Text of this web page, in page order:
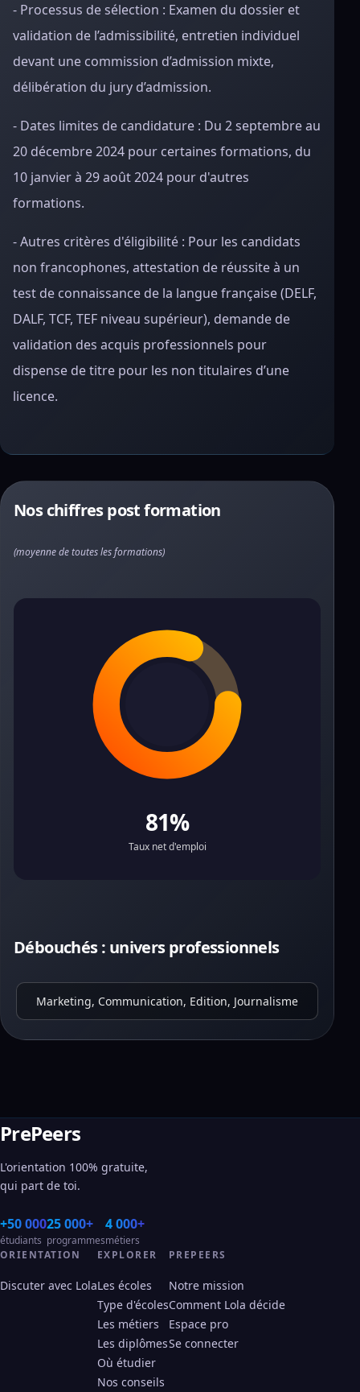
- Processus de sélection : Examen du dossier et
validation de l’admissibilité, entretien individuel
devant une commission d’admission mixte,
délibération du jury d’admission.
- Dates limites de candidature : Du 2 septembre au
20 décembre 2024 pour certaines formations, du
10 janvier à 29 août 2024 pour d'autres
formations.
- Autres critères d'éligibilité : Pour les candidats
non francophones, attestation de réussite à un
test de connaissance de la langue française (DELF,
DALF, TCF, TEF niveau supérieur), demande de
validation des acquis professionnels pour
dispense de titre pour les non titulaires d’une
licence.
Nos chiffres post formation
(moyenne de toutes les formations)
81%
Taux net d'emploi
Débouchés : univers professionnels
Marketing, Communication, Edition, Journalisme
PrePeers
L'orientation 100% gratuite,
qui part de toi.
+50 000
étudiants
25 000+
programmes
4 000+
métiers
ORIENTATION
Discuter avec Lola
EXPLORER
Les écoles
Type d'écoles
Les métiers
Les diplômes
Où étudier
Nos conseils
PREPEERS
Notre mission
Comment Lola décide
Espace pro
Se connecter